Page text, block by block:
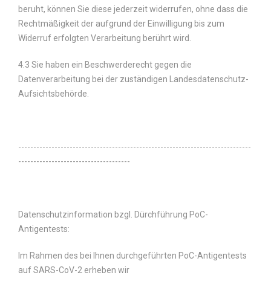
beruht, können Sie diese jederzeit widerrufen, ohne dass die
Rechtmäßigkeit der aufgrund der Einwilligung bis zum
Widerruf erfolgten Verarbeitung berührt wird.
4.3 Sie haben ein Beschwerderecht gegen die
Datenverarbeitung bei der zuständigen Landesdatenschutz-
Aufsichtsbehörde.
-----------------------------------------------------------------------------
-------------------------------------
Datenschutzinformation bzgl. Dürchführung PoC-
Antigentests:
Im Rahmen des bei Ihnen durchgeführten PoC-Antigentests
auf SARS-CoV-2 erheben wir